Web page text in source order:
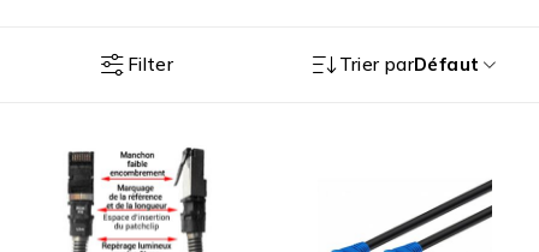
Filter Trier parDéfaut